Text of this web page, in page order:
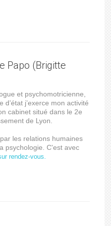
Papo (Brigitte
et psychomotricienne,
d’état j’exerce mon activité
cabinet situé dans le 2e
de Lyon.
les relations humaines
psychologie. C'est avec
rendez-vous.